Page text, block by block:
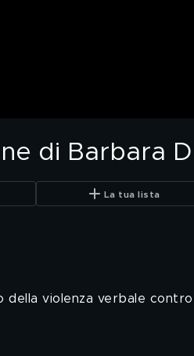
di Barbara
La tua lista
della violenza verbale